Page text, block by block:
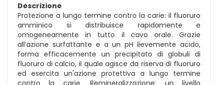
Descrizione
Protezione a lungo termine contro la carie: il fluoruro
amminico si distribuisce rapidamente e
omogeneamente in tutto il cavo orale. Grazie
all’azione surfattante e a un pH lievemente acido,
forma efficacemente un precipitato di globuli di
fluoruro di calcio, il quale agisce da riserva di fluoruro
ed esercita un'azione protettiva a lungo termine
contro la carie. Remineralizzazione: un livello